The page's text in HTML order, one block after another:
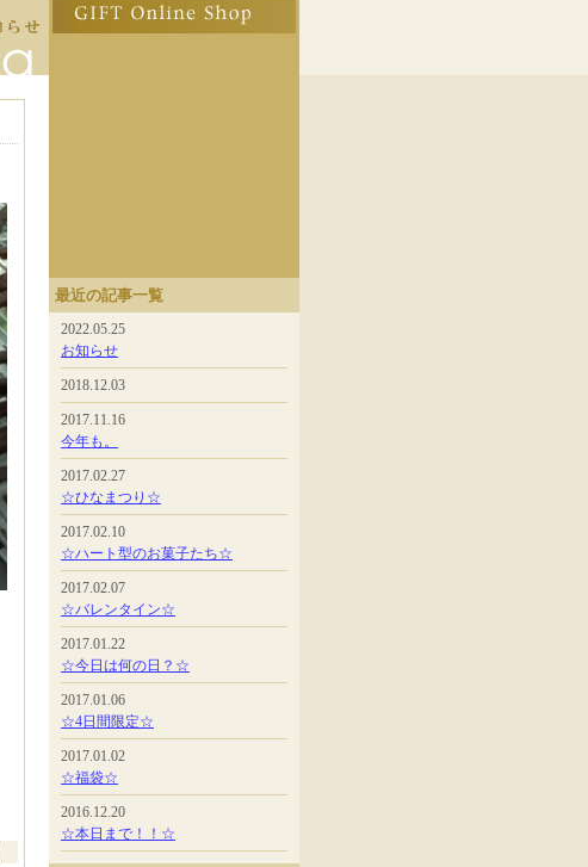
最近の記事一覧
2022.05.25
お知らせ
2018.12.03
2017.11.16
今年も。
2017.02.27
☆ひなまつり☆
2017.02.10
☆ハート型のお菓子たち☆
2017.02.07
☆バレンタイン☆
2017.01.22
☆今日は何の日？☆
2017.01.06
☆4日間限定☆
2017.01.02
☆福袋☆
2016.12.20
☆本日まで！！☆